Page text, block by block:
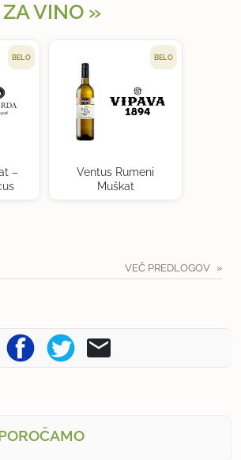
VINO
BELO
–
BELO
Ventus Rumeni
Muškat
VEČ PREDLOGOV